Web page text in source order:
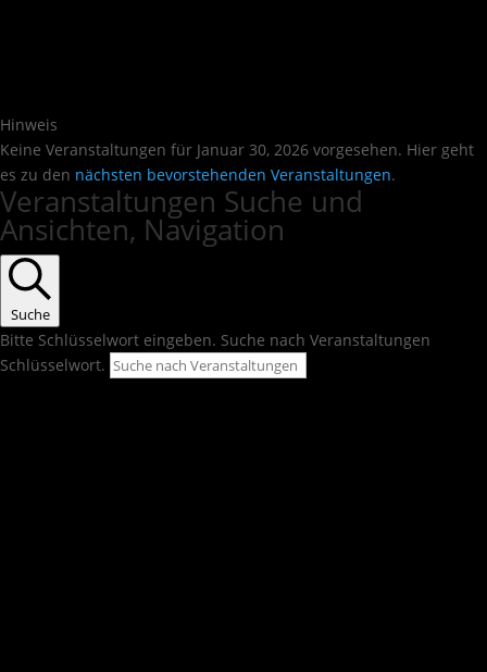
Hinweis
Keine Veranstaltungen für Januar 30, 2026 vorgesehen. Hier geht
es zu den nächsten bevorstehenden Veranstaltungen.
Veranstaltungen Suche und
Ansichten, Navigation
Suche
Bitte Schlüsselwort eingeben. Suche nach Veranstaltungen
Schlüsselwort.